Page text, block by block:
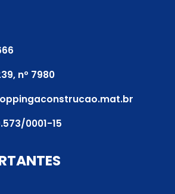
nº 7980
0001-15